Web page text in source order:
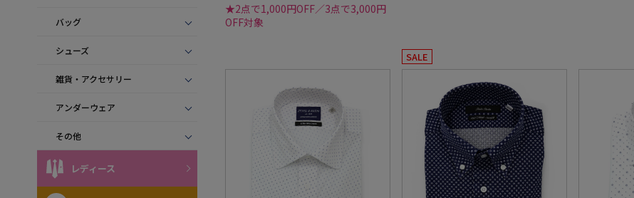
バッグ
シューズ
雑貨・アクセサリー
アンダーウェア
その他
レディース
★2点で1,000円OFF／3点で3,000円
OFF対象
SALE